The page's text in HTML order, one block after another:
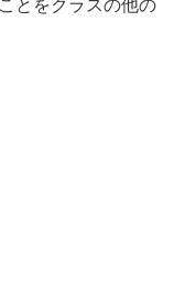
とをクラスの他の